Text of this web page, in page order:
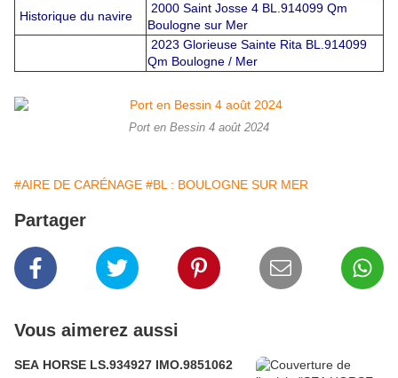
Historique du navire
2000 Saint Josse 4 BL.914099 Qm
Boulogne sur Mer
2023 Glorieuse Sainte Rita BL.914099
Qm Boulogne / Mer
Port en Bessin 4 août 2024
#AIRE DE CARÉNAGE #BL : BOULOGNE SUR MER
Partager
Vous aimerez aussi
SEA HORSE LS.934927 IMO.9851062